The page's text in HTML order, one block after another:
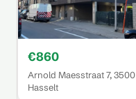
€860
Arnold Maesstraat 7, 3500
Hasselt